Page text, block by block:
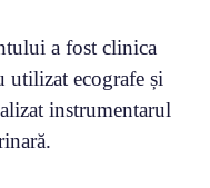
a fost clinica
utilizat ecografe și
instrumentarul